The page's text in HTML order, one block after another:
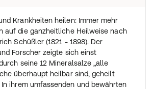
Krankheiten heilen: Immer mehr
auf die ganzheitliche Heilweise nach
Schüßler (1821 - 1898). Der
Forscher zeigte sich einst
seine 12 Mineralsalze „alle
überhaupt heilbar sind, geheilt
In ihrem umfassenden und bewährten